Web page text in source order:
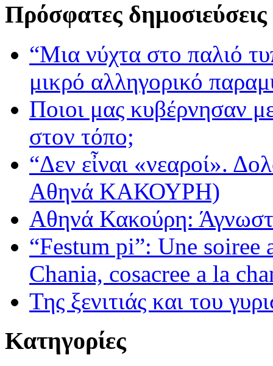
Πρόσφατες δημοσιεύσεις
“Μια νύχτα στο παλιό
μικρό αλληγορικό
Ποιοι μας κυβέρνησαν
στον τόπο;
“Δεν εἶναι «νεαροί».
Αθηνά ΚΑΚΟΥΡΗ)
Αθηνά Κακούρη:
“Festum pi”: Une soiree
Chania, cosacree a la
Της ξενιτιάς και του
Κατηγορίες